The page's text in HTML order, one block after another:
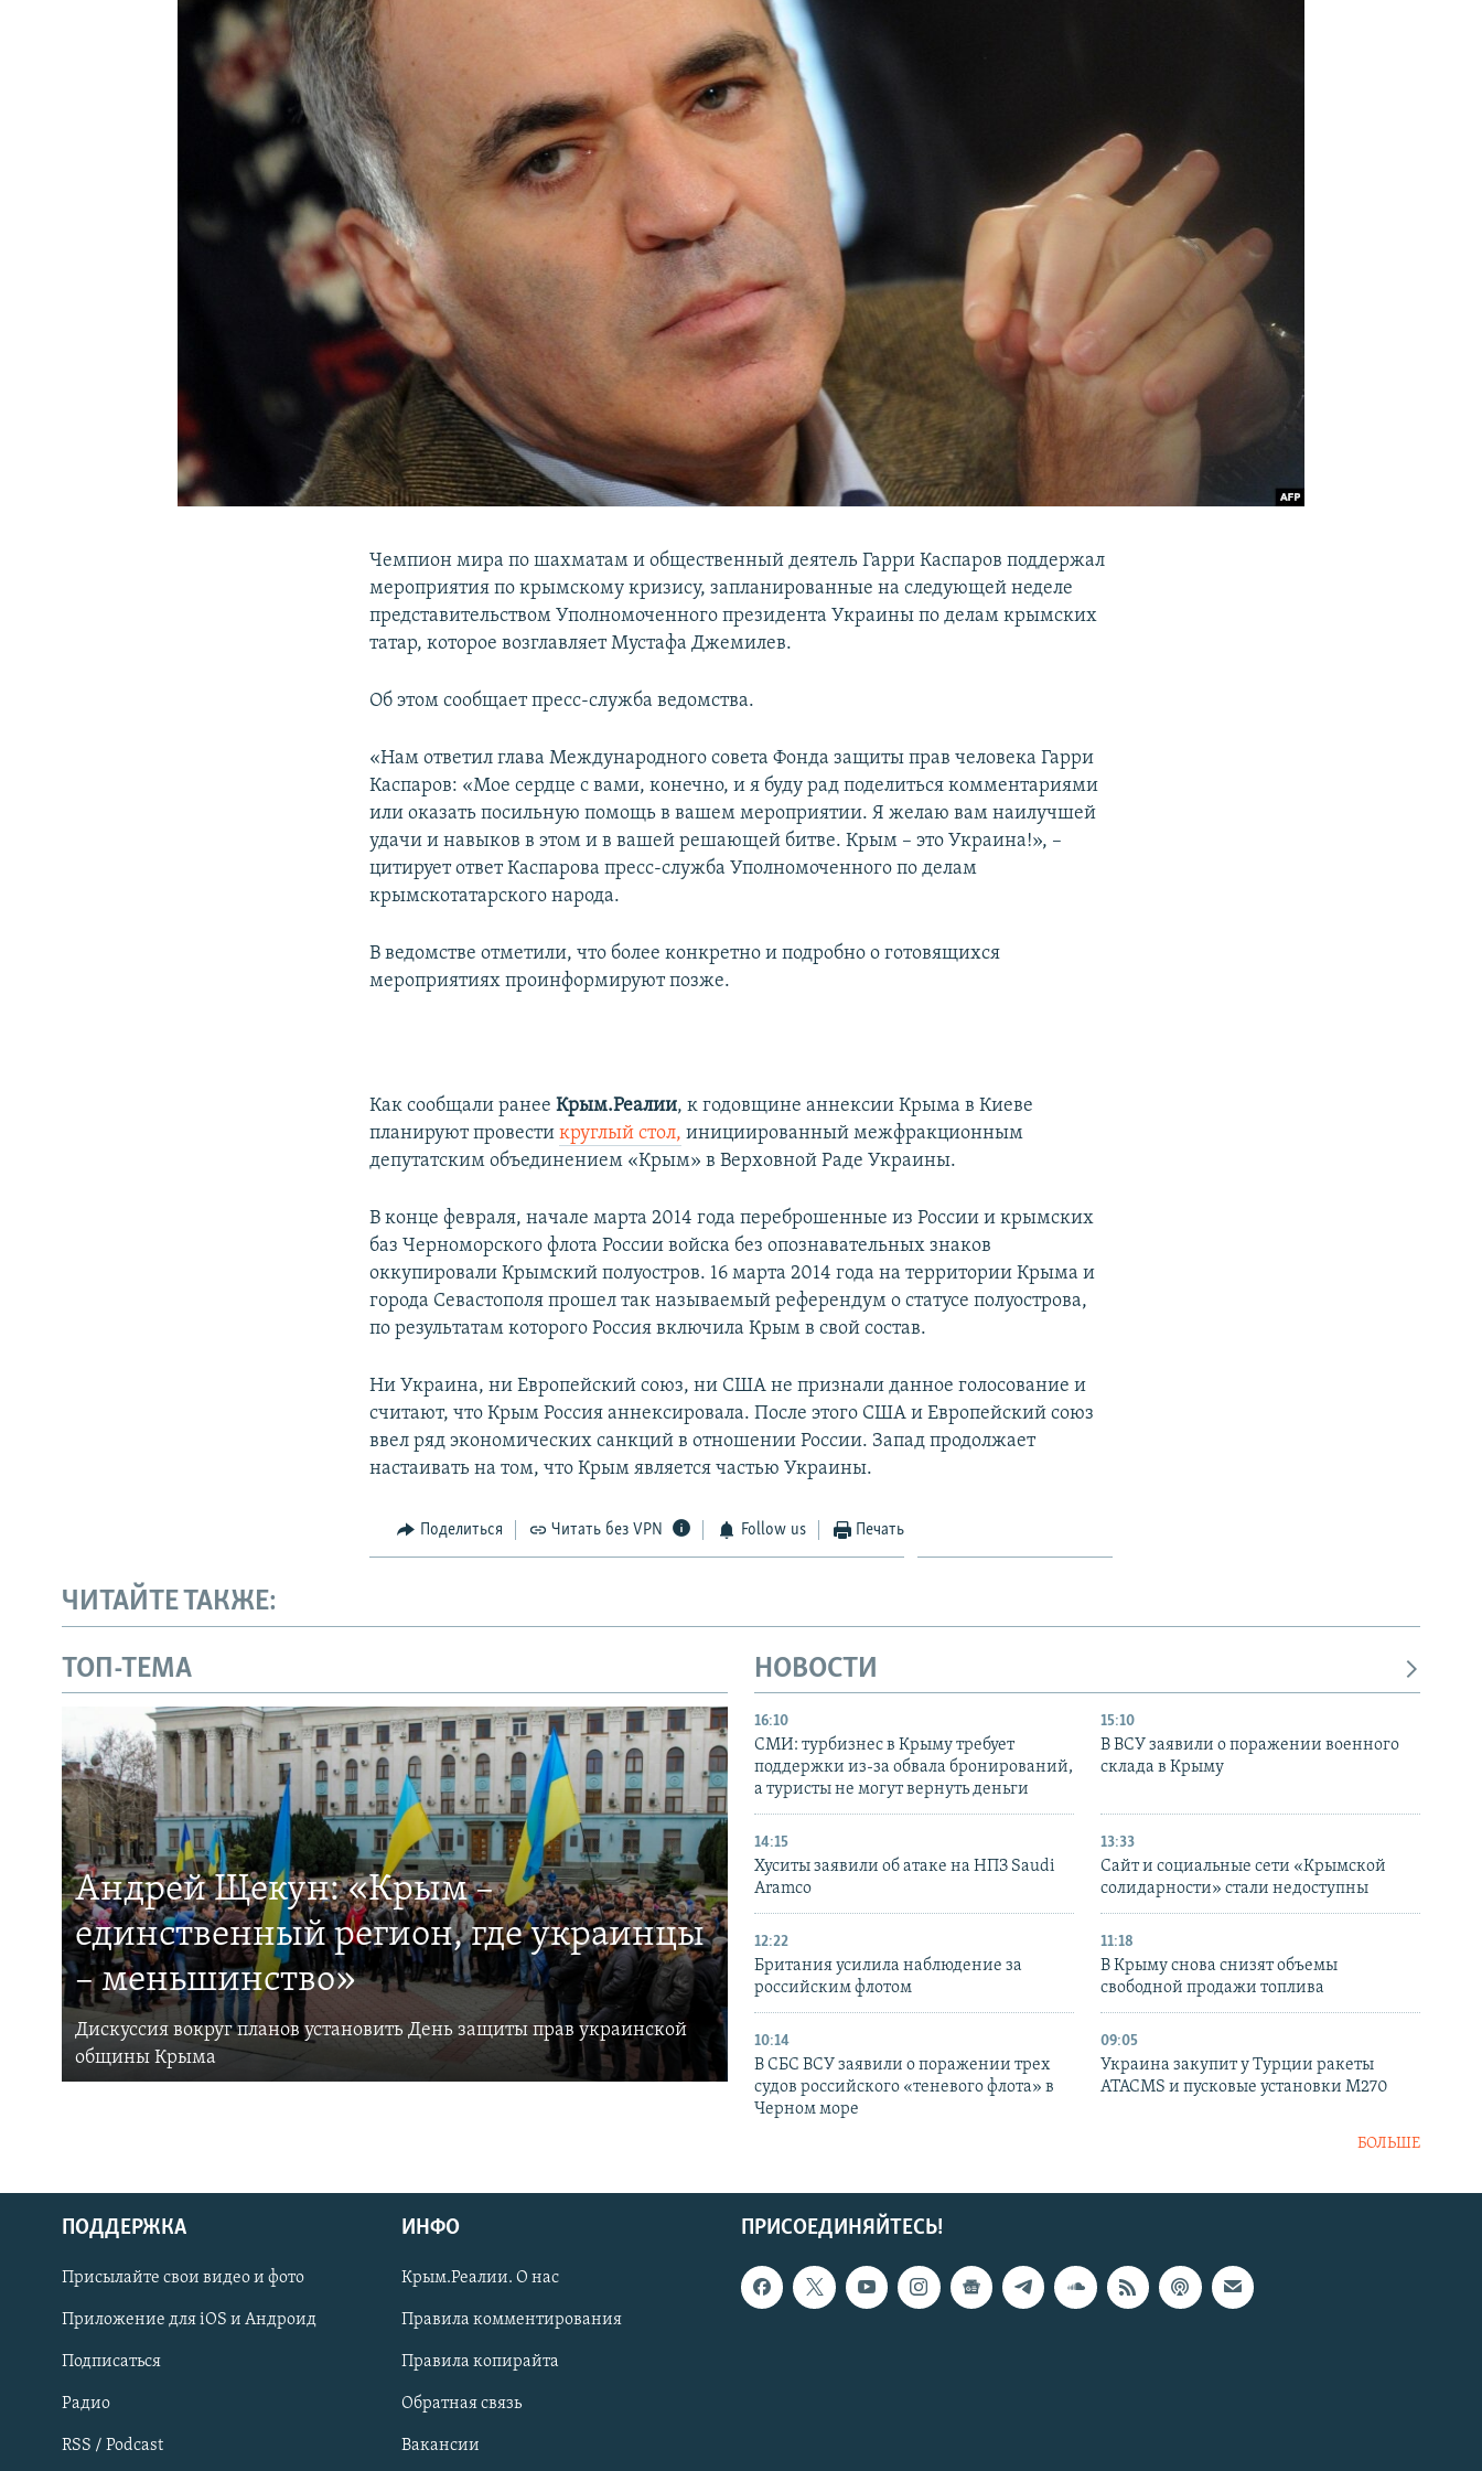
УКРАИНСКАЯ ПРОБЛЕМА КРЫМА
Українською
Qırımtatar
ПРИСОЕДИНЯЙТЕСЬ!
Чемпион мира по шахматам и общественный деятель Гарри Каспаров поддержал
мероприятия по крымскому кризису, запланированные на следующей неделе
представительством Уполномоченного президента Украины по делам крымских
татар, которое возглавляет Мустафа Джемилев.
Об этом сообщает пресс-служба ведомства.
«Нам ответил глава Международного совета Фонда защиты прав человека Гарри
Каспаров: «Мое сердце с вами, конечно, и я буду рад поделиться комментариями
или оказать посильную помощь в вашем мероприятии. Я желаю вам наилучшей
удачи и навыков в этом и в вашей решающей битве. Крым – это Украина!», –
цитирует ответ Каспарова пресс-служба Уполномоченного по делам
крымскотатарского народа.
В ведомстве отметили, что более конкретно и подробно о готовящихся
мероприятиях проинформируют позже.
Как сообщали ранееКрым.Реалии, к годовщине аннексии Крыма в Киеве
планируют провестикруглый стол, инициированный межфракционным
депутатским объединением «Крым» в Верховной Раде Украины.
В конце февраля, начале марта 2014 года переброшенные из России и крымских
баз Черноморского флота России войска без опознавательных знаков
оккупировали Крымский полуостров. 16 марта 2014 года на территории Крыма и
города Севастополя прошел так называемый референдум о статусе полуострова,
по результатам которого Россия включила Крым в свой состав.
Ни Украина, ни Европейский союз, ни США не признали данное голосование и
считают, что Крым Россия аннексировала. После этого США и Европейский союз
ввел ряд экономических санкций в отношении России. Запад продолжает
настаивать на том, что Крым является частью Украины.
Поделиться Читать без VPN Follow us Печать
ЧИТАЙТЕ ТАКЖЕ:
ТОП-ТЕМА
Андрей Щекун: «Крым –
единственный регион, где украинцы
– меньшинство»
Дискуссия вокруг планов установить День защиты прав украинской
общины Крыма
НОВОСТИ
16:10
СМИ: турбизнес в Крыму требует
поддержки из-за обвала бронирований,
а туристы не могут вернуть деньги
15:10
В ВСУ заявили о поражении военного
склада в Крыму
14:15
Хуситы заявили об атаке на НПЗ Saudi
Aramco
13:33
Сайт и социальные сети «Крымской
солидарности» стали недоступны
12:22
Британия усилила наблюдение за
российским флотом
11:18
В Крыму снова снизят объемы
свободной продажи топлива
10:14
В СБС ВСУ заявили о поражении трех
судов российского «теневого флота» в
Черном море
09:05
Украина закупит у Турции ракеты
ATACMS и пусковые установки M270
БОЛЬШЕ
ПРИСОЕДИНЯЙТЕСЬ!
ПОДДЕРЖКА
Присылайте свои видео и фото
Приложение для iOS и Андроид
Подписаться
Радио
RSS / Podcast
ИНФО
Крым.Реалии. О нас
Правила комментирования
Правила копирайта
Обратная связь
Вакансии